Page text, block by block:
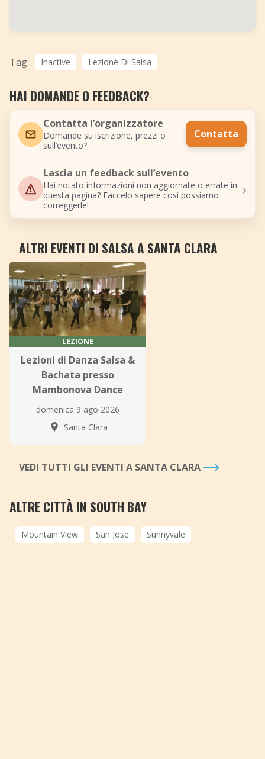
Tag: Inactive Lezione Di Salsa
HAI DOMANDE O FEEDBACK?
Contatta l’organizzatore
Domande su iscrizione, prezzi o
sull’evento?
Contatta
Lascia un feedback sull’evento
Hai notato informazioni non aggiornate o errate in
questa pagina? Faccelo sapere così possiamo
correggerle!
›
ALTRI EVENTI DI SALSA A SANTA CLARA
LEZIONE
Lezioni di Danza Salsa &
Bachata presso
Mambonova Dance
domenica 9 ago 2026
Santa Clara
VEDI TUTTI GLI EVENTI A SANTA CLARA
ALTRE CITTÀ IN SOUTH BAY
Mountain View San Jose Sunnyvale